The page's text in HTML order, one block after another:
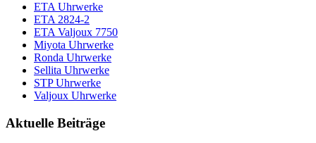
ETA Uhrwerke
ETA 2824-2
ETA Valjoux 7750
Miyota Uhrwerke
Ronda Uhrwerke
Sellita Uhrwerke
STP Uhrwerke
Valjoux Uhrwerke
Aktuelle Beiträge